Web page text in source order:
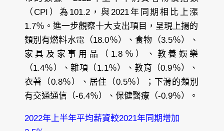
（CPI）為101.2，與2021年同期相比上漲
1.7％。進一步觀察十大支出項目，呈現上揚的
類別有燃料水電（18.0％）、食物（3.5％）、
家具及家事用品（1.8％）、教養娛樂
（1.4％）、雜項（1.1％）、教育（0.9％）、
衣著（0.8％）、居住（0.5％）；下滑的類別
有交通通信（-6.4％）、保健醫療（-0.9％）。
2022年上半年平均薪資較2021年同期增加